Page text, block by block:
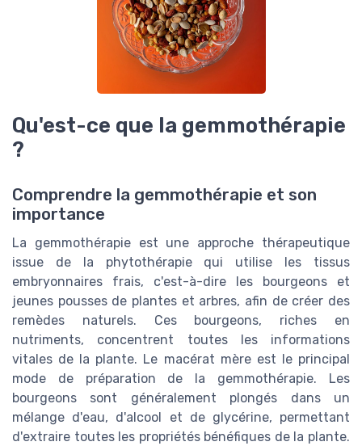
Qu'est-ce que la gemmothérapie
?
Comprendre la gemmothérapie et son
importance
La gemmothérapie est une approche thérapeutique
issue de la phytothérapie qui utilise les tissus
embryonnaires frais, c'est-à-dire les bourgeons et
jeunes pousses de plantes et arbres, afin de créer des
remèdes naturels. Ces bourgeons, riches en
nutriments, concentrent toutes les informations
vitales de la plante. Le macérat mère est le principal
mode de préparation de la gemmothérapie. Les
bourgeons sont généralement plongés dans un
mélange d'eau, d'alcool et de glycérine, permettant
d'extraire toutes les propriétés bénéfiques de la plante.